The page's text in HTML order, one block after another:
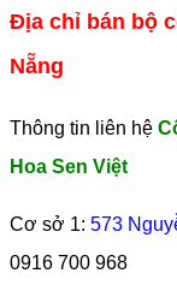
Địa chỉ bán bộ
Nẵng
Thông tin liên hệ
Hoa Sen Việt
Cơ sở 1: 573
0916 700 968